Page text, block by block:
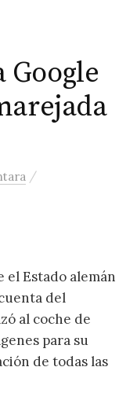
/
contra Google
el Estado alemán
del
al coche de
para su
de todas las